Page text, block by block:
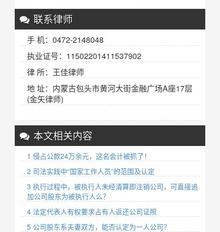
联系律师
手 机：0472-2148048
执业证号：11502201411537902
律 所：王佳律师
地 址：内蒙古包头市黄河大街金融广场A座17层
(金矢律师)
本文相关内容
1 侵占公款24万余元，这名会计被抓了！
2 司法实践中“国家工作人员”的范围及认定
3 执行过程中，被执行人未经清算即注销公司，可直接追
加公司股东为被执行人么？
4 法定代表人有权要求占有人返还公司证照
5 公司股东系夫妻双方，能否认定为一人公司？